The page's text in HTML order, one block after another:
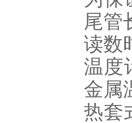
尾管
读数
温度
金属
热套